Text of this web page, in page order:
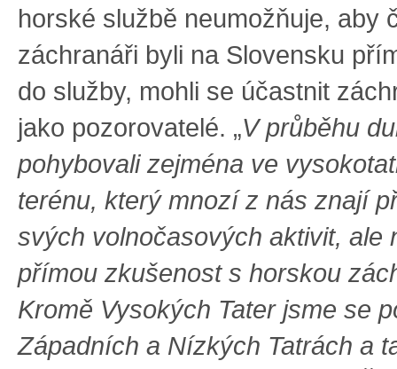
horské službě neumožňuje, aby
záchranáři byli na Slovensku
do služby, mohli se účastnit
jako pozorovatelé. „V průběhu
pohybovali zejména ve
terénu, který mnozí z nás znají
svých volnočasových aktivit, ale
přímou zkušenost s horskou
Kromě Vysokých Tater jsme se
Západních a Nízkých Tatrách a